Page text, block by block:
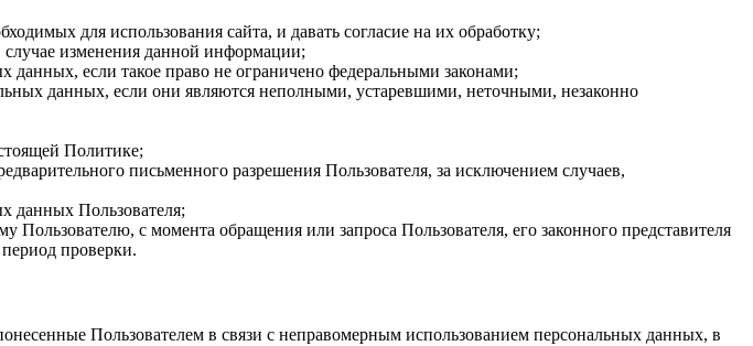
для использования сайта, и давать согласие на их обработку;
изменения данной информации;
если такое право не ограничено федеральными законами;
данных, если они являются неполными, устаревшими, неточными, незаконно
Политике;
письменного разрешения Пользователя, за исключением случаев,
данных Пользователя;
с момента обращения или запроса Пользователя, его законного представителя
проверки.
Пользователем в связи с неправомерным использованием персональных данных, в